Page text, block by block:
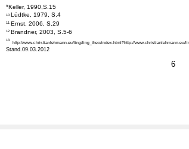
9 Keller, 1990,S.15
10 Lüdtke, 1979, S.4
11 Ernst, 2006, S.29
12 Brandner, 2003, S.5-6
13 http://www.christianlehmann.eu/ling/ling_theo/index.html?http://www.christianlehmann.eu/
Stand.09.03.2012
6